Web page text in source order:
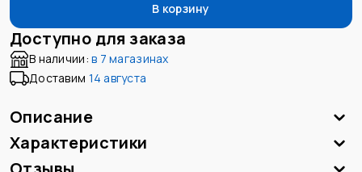
В корзину
Доступно для заказа
В наличии: в 7 магазинах
Доставим 14 августа
Описание
Характеристики